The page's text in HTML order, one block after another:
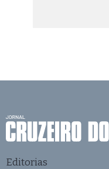
Editorias